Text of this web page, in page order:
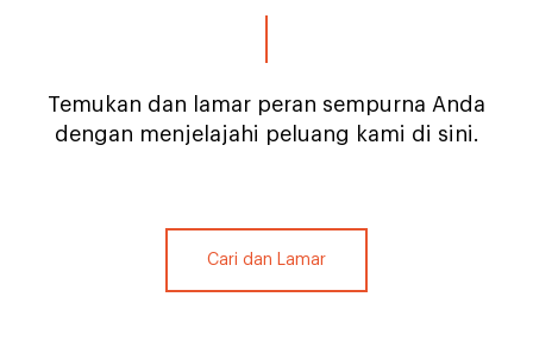
Cari dan Lamar
Temukan dan lamar peran sempurna Anda
dengan menjelajahi peluang kami di sini.